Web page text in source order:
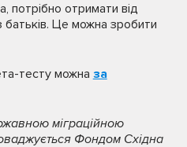
потрібно отримати від
батьків. Це можна зробити
тесту можна за
міграційною
Фондом Східна